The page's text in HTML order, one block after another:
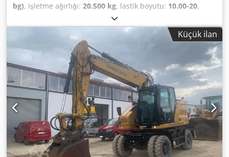
etiketi: 4 (Yeşil) * Stok numarası: MK300045 * Durum:
Kullanılmış * Alman yapımı Önceden randevu almak
koşuluyla inceleme yapılabilir. Ek bilgi, fotoğraf ve videolar
istek üzerine sağlanacaktır. Hatalar, değişiklikler ve
önceden satış saklıdır. Finansman örneği: * İç referans
numarası: MK * Satış fiyatı: 42.900,00 € * Peşinat: %10 *
Vade: 60 ay * Aylık ödeme: 604,02 € Kalan değer: 9.380,00 €
Eğer bu teklif size uygunsa veya ihtiyaçlarınıza göre
uyarlamak isterseniz, lütfen Sayın Enchev ile iletişime
geçin. Aramınızı bekliyoruz. Hatalar saklıdır. Kullanılmış
aracınızı memnuniyetle değerlendiririz. Finansmanı
doğrudan şirketimiz aracılığıyla sağlayabilirsiniz. GOLEC
TİCARİ ARAÇLAR LTD. ŞTİ. Konuştuğumuz diller: Almanca,
İngilizce, İspanyolca, Lehçe, Ukraynaca, Rusça, Bulgarca.
bg), işletme ağırlığı: 20.500 kg, lastik boyutu: 10.00-20,
, Üretim yılı:
11.413 h, Donanım:klima, Liebherr A920 Litronic Üretim
yılı: 2016 Çalışma saati: 11.413 saat Kapalı kabin Klima
Radyo Geri görüş kamerası Ayarlanabilir bom Kol: 2,60 m
Tam borulama (kırıcı, kavrayıcı, makas için) Hızlı değiştirici
SW48 Likufix Merkezi yağlama sistemi Hidrolik kanal
kepçesi, 2,00 m genişliğinde Lastik ölçüsü: 10.00-20,
yaklaşık %30-40 diş derinliği mevcut Bıçak destek sistemi
Motor gücü: 120 kW Dsdpfx Amszd S N Aoieck CE sertifikalı
Çalışma ağırlığı: 20,5 ton
Küçük ilan